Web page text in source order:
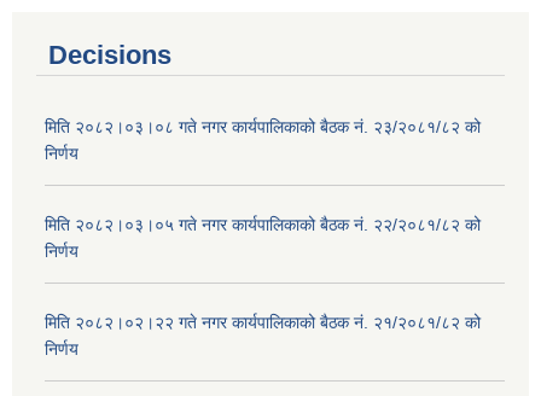
Decisions
मिति २०८२।०३।०८ गते नगर कार्यपालिकाको बैठक नं. २३/२०८१/८२ को
निर्णय
मिति २०८२।०३।०५ गते नगर कार्यपालिकाको बैठक नं. २२/२०८१/८२ को
निर्णय
मिति २०८२।०२।२२ गते नगर कार्यपालिकाको बैठक नं. २१/२०८१/८२ को
निर्णय